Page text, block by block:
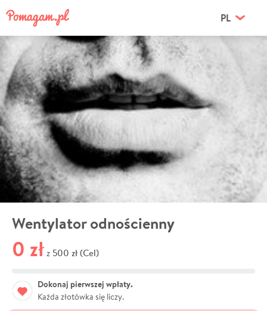
PL
Wentylator odnościenny
0 zł z 500 zł (Cel)
Dokonaj pierwszej wpłaty.
Każda złotówka się liczy.